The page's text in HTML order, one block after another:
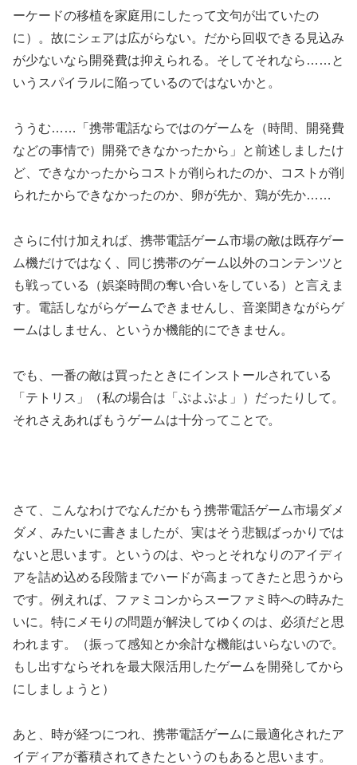
ーケードの移植を家庭用にしたって文句が出ていたの
に）。故にシェアは広がらない。だから回収できる見込み
が少ないなら開発費は抑えられる。そしてそれなら……と
いうスパイラルに陥っているのではないかと。
ううむ……「携帯電話ならではのゲームを（時間、開発費
などの事情で）開発できなかったから」と前述しましたけ
ど、できなかったからコストが削られたのか、コストが削
られたからできなかったのか、卵が先か、鶏が先か……
さらに付け加えれば、携帯電話ゲーム市場の敵は既存ゲー
ム機だけではなく、同じ携帯のゲーム以外のコンテンツと
も戦っている（娯楽時間の奪い合いをしている）と言えま
す。電話しながらゲームできませんし、音楽聞きながらゲ
ームはしません、というか機能的にできません。
でも、一番の敵は買ったときにインストールされている
「テトリス」（私の場合は「ぷよぷよ」）だったりして。
それさえあればもうゲームは十分ってことで。
さて、こんなわけでなんだかもう携帯電話ゲーム市場ダメ
ダメ、みたいに書きましたが、実はそう悲観ばっかりでは
ないと思います。というのは、やっとそれなりのアイディ
アを詰め込める段階までハードが高まってきたと思うから
です。例えれば、ファミコンからスーファミ時への時みた
いに。特にメモりの問題が解決してゆくのは、必須だと思
われます。（振って感知とか余計な機能はいらないので。
もし出すならそれを最大限活用したゲームを開発してから
にしましょうと）
あと、時が経つにつれ、携帯電話ゲームに最適化されたア
イディアが蓄積されてきたというのもあると思います。